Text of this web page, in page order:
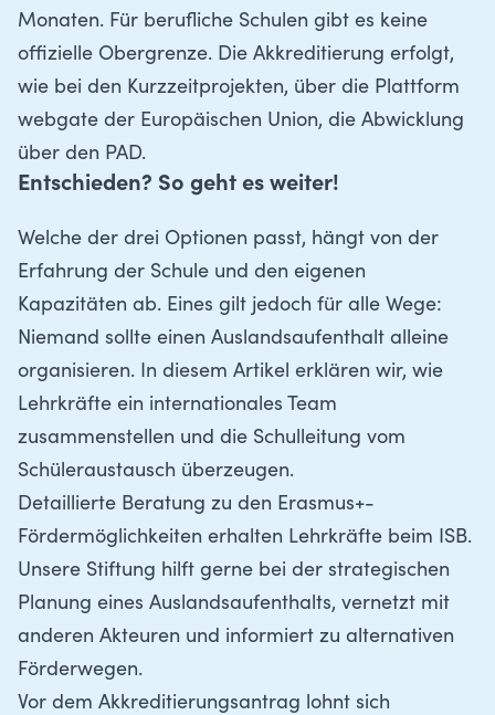
Monaten. Für berufliche Schulen gibt es keine
offizielle Obergrenze. Die Akkreditierung erfolgt,
wie bei den Kurzzeitprojekten, über die Plattform
webgate der Europäischen Union, die Abwicklung
über den PAD.
Entschieden? So geht es weiter!
Welche der drei Optionen passt, hängt von der
Erfahrung der Schule und den eigenen
Kapazitäten ab. Eines gilt jedoch für alle Wege:
Niemand sollte einen Auslandsaufenthalt alleine
organisieren. In diesem Artikel erklären wir, wie
Lehrkräfte ein internationales Team
zusammenstellen und die Schulleitung vom
Schüleraustausch überzeugen.
Detaillierte Beratung zu den Erasmus+-
Fördermöglichkeiten erhalten Lehrkräfte beim ISB.
Unsere Stiftung hilft gerne bei der strategischen
Planung eines Auslandsaufenthalts, vernetzt mit
anderen Akteuren und informiert zu alternativen
Förderwegen.
Vor dem Akkreditierungsantrag lohnt sich